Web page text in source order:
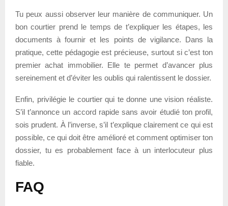
Tu peux aussi observer leur manière de communiquer. Un
bon courtier prend le temps de t’expliquer les étapes, les
documents à fournir et les points de vigilance. Dans la
pratique, cette pédagogie est précieuse, surtout si c’est ton
premier achat immobilier. Elle te permet d’avancer plus
sereinement et d’éviter les oublis qui ralentissent le dossier.
Enfin, privilégie le courtier qui te donne une vision réaliste.
S’il t’annonce un accord rapide sans avoir étudié ton profil,
sois prudent. À l’inverse, s’il t’explique clairement ce qui est
possible, ce qui doit être amélioré et comment optimiser ton
dossier, tu es probablement face à un interlocuteur plus
fiable.
FAQ